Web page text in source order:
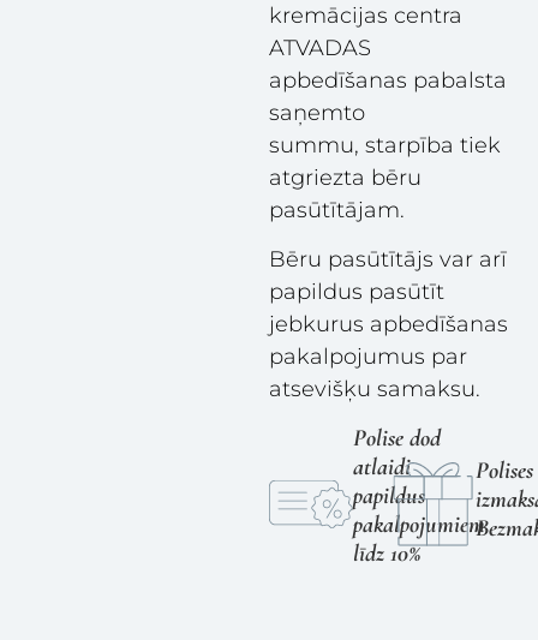
kremācijas centra
ATVADAS
apbedīšanas pabalsta
saņemto
summu, starpība tiek
atgriezta bēru
pasūtītājam.
Bēru pasūtītājs var arī
papildus pasūtīt
jebkurus apbedīšanas
pakalpojumus par
atsevišķu samaksu.
Polise dod
atlaidi
papildus
pakalpojumiem
līdz 10%
Polises